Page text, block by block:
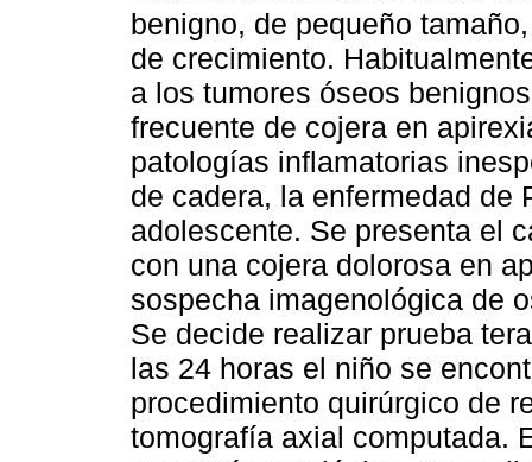
benigno, de pequeño
de crecimiento.
a los tumores óseos
frecuente de cojera en
patologías inflamatorias
de cadera, la enfermedad de
adolescente. Se presenta el
con una cojera dolorosa en
sospecha imagenológica de
Se decide realizar prueba
las 24 horas el niño se
procedimiento quirúrgico de
tomografía axial computada.